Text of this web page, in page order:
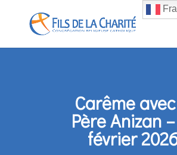
Carême
Père Anizan –
février